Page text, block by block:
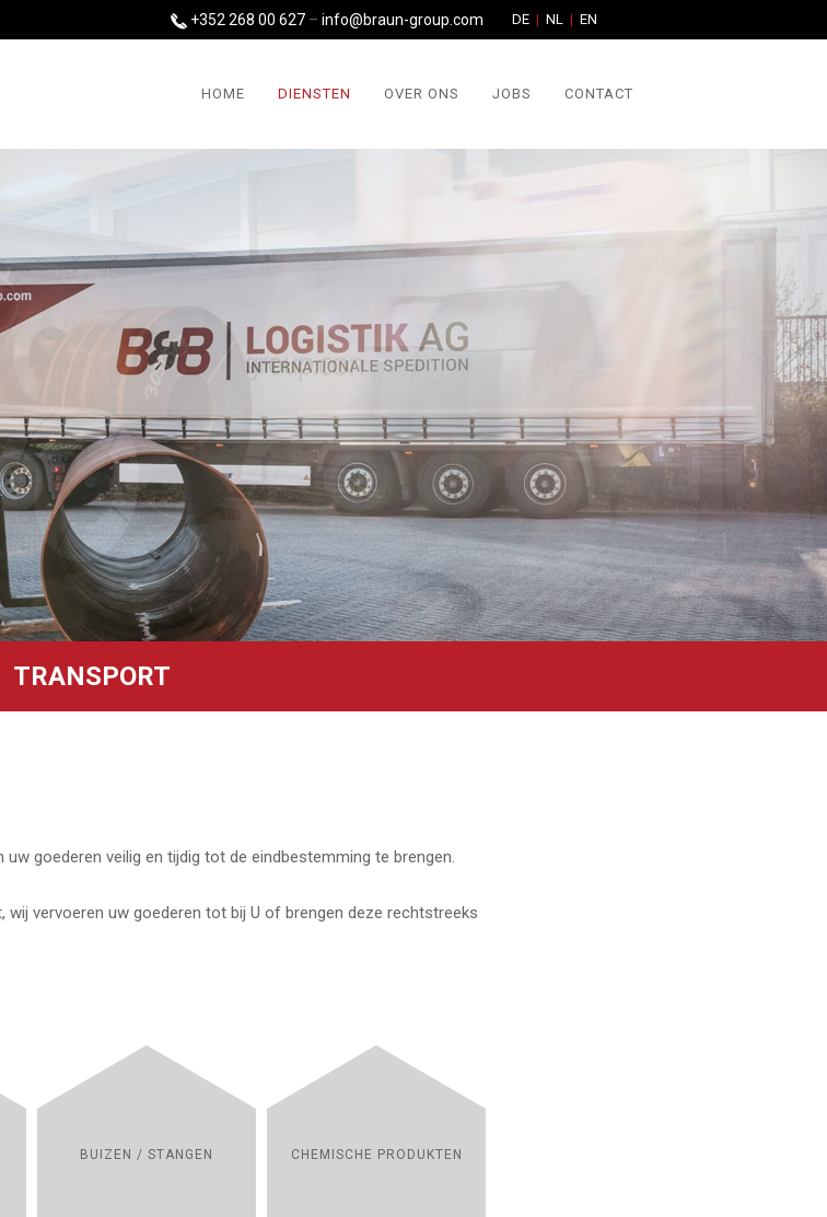
DE NL EN
+352 268 00 627 – info@braun-group.com
HOME DIENSTEN OVER ONS JOBS CONTACT
TRANSPORT
goederen veilig en tijdig tot de eindbestemming te brengen.
vervoeren uw goederen tot bij U of brengen deze rechtstreeks
BUIZEN / STANGEN CHEMISCHE PRODUKTEN